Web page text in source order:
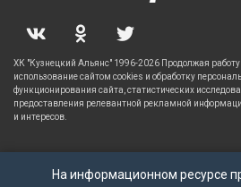
На информационном ресурсе
ХК "Кузнецкий Альянс" 1996-2026 Продолжая работу
использование сайтом cookies и обработку
функционирования сайта, статистических
предоставления релевантной рекламной
и интересов.